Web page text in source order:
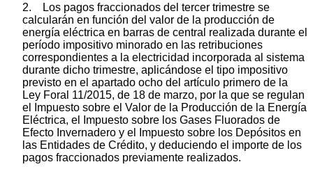
2. Los pagos fraccionados del tercer trimestre se
calcularán en función del valor de la producción de
energía eléctrica en barras de central realizada durante el
período impositivo minorado en las retribuciones
correspondientes a la electricidad incorporada al sistema
durante dicho trimestre, aplicándose el tipo impositivo
previsto en el apartado ocho del artículo primero de la
Ley Foral 11/2015, de 18 de marzo, por la que se regulan
el Impuesto sobre el Valor de la Producción de la Energía
Eléctrica, el Impuesto sobre los Gases Fluorados de
Efecto Invernadero y el Impuesto sobre los Depósitos en
las Entidades de Crédito, y deduciendo el importe de los
pagos fraccionados previamente realizados.